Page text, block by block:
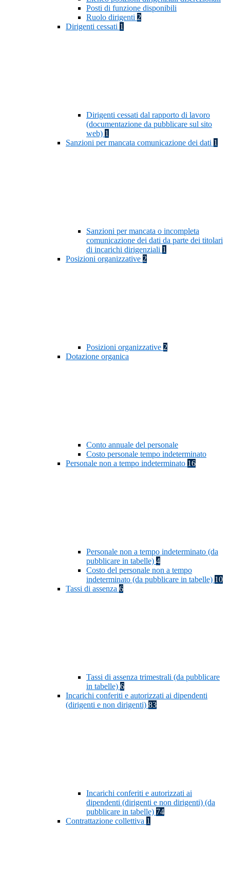
Posti di funzione disponibili
Ruolo dirigenti 2
Dirigenti cessati 1
Dirigenti cessati dal rapporto di lavoro
(documentazione da pubblicare sul sito
web) 1
Sanzioni per mancata comunicazione dei dati 1
Sanzioni per mancata o incompleta
comunicazione dei dati da parte dei titolari
di incarichi dirigenziali 1
Posizioni organizzative 2
Posizioni organizzative 2
Dotazione organica
Conto annuale del personale
Costo personale tempo indeterminato
Personale non a tempo indeterminato 16
Personale non a tempo indeterminato (da
pubblicare in tabelle) 4
Costo del personale non a tempo
indeterminato (da pubblicare in tabelle) 10
Tassi di assenza 6
Tassi di assenza trimestrali (da pubblicare
in tabelle) 6
Incarichi conferiti e autorizzati ai dipendenti
(dirigenti e non dirigenti) 83
Incarichi conferiti e autorizzati ai
dipendenti (dirigenti e non dirigenti) (da
pubblicare in tabelle) 74
Contrattazione collettiva 1